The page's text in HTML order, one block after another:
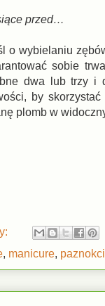
przed…
o wybielaniu
sobie
dwa lub trzy i
by
plomb w
, manicure,